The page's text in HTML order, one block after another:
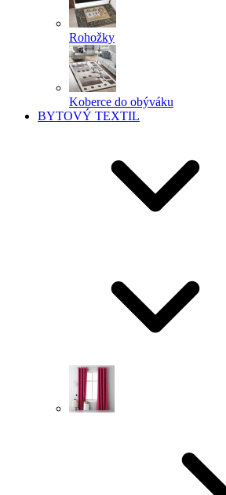
Rohožky
Koberce do obýváku
BYTOVÝ TEXTIL